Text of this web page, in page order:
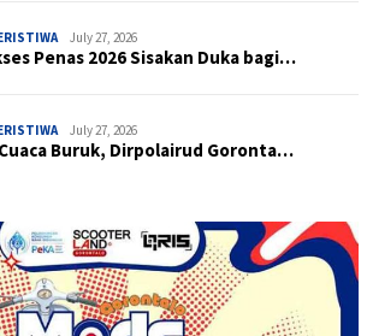
July 27, 2026
Penas 2026 Sisakan Duka bagi…
July 27, 2026
Buruk, Dirpolairud Goronta…